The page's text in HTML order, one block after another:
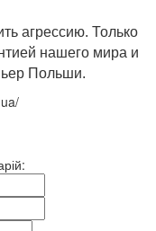
агрессию. Только
нашего мира и
Польши.